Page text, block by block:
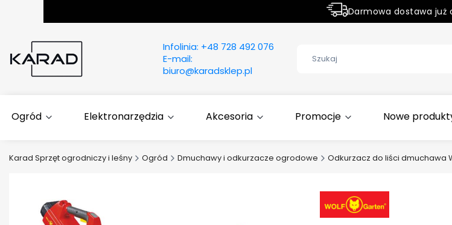
Darmowa dostawa już
Infolinia: +48 728 492 076
E-mail:
biuro@karadsklep.pl
Ogród Elektronarzędzia Akcesoria Promocje Nowe
Karad Sprzęt ogrodniczy i leśny Ogród Dmuchawy i odkurzacze ogrodowe Odkurzacz do liści dmuchawa